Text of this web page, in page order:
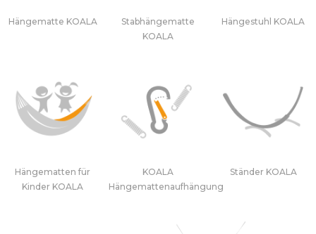
Hängematte KOALA
Stabhängematte
KOALA
Hängestuhl KOALA
Hängematten für
Kinder KOALA
KOALA
Hängemattenaufhängung
Ständer KOALA